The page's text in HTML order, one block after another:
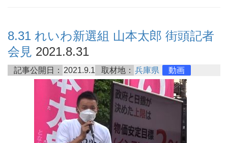
8.31 れいわ新選組 山本太郎 街頭記者
会見 2021.8.31
記事公開日： 2021.9.1 取材地： 兵庫県 動画